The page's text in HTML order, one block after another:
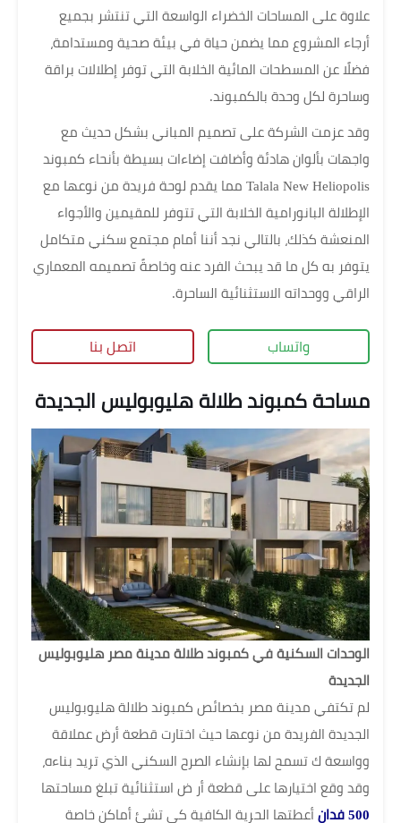
علاوة على المساحات الخضراء الواسعة التي تنتشر بجميع
أرجاء المشروع مما يضمن حياة في بيئة صحية ومستدامة،
فضلًا عن المسطحات المائية الخلابة التي توفر إطلالات براقة
وساحرة لكل وحدة بالكمبوند.
وقد عزمت الشركة على تصميم المباني بشكل حديث مع
واجهات بألوان هادئة وأضافت إضاءات بسيطة بأنحاء كمبوند
Talala New Heliopolis مما يقدم لوحة فريدة من نوعها مع
الإطلالة البانورامية الخلابة التي تتوفر للمقيمين والأجواء
المنعشة كذلك، بالتالي نجد أننا أمام مجتمع سكني متكامل
يتوفر به كل ما قد يبحث الفرد عنه وخاصةً تصميمه المعماري
الراقي ووحداته الاستثنائية الساحرة.
واتساب اتصل بنا
مساحة كمبوند طلالة هليوبوليس الجديدة
الوحدات السكنية في كمبوند طلالة مدينة مصر هليوبوليس
الجديدة
لم تكتفي مدينة مصر بخصائص كمبوند طلالة هليوبوليس
الجديدة الفريدة من نوعها حيث اختارت قطعة أرض عملاقة
وواسعة ك تسمح لها بإنشاء الصرح السكني الذي تريد بناءه،
وقد وقع اختيارها على قطعة أر ض استثنائية تبلغ مساحتها
500 فدان
أعطتها الحرية الكافية كي تشئ أماكن خاصة